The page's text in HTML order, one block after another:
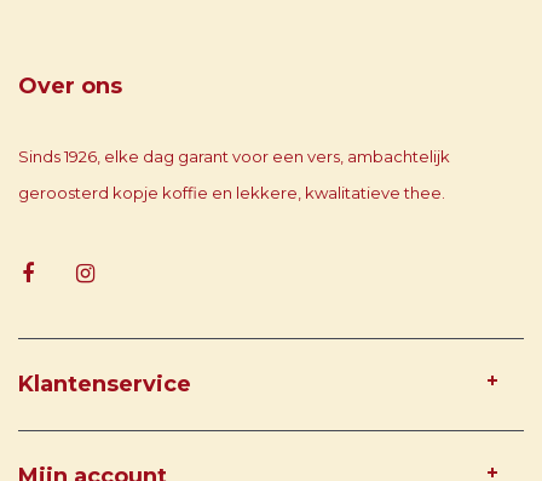
Over ons
Sinds 1926, elke dag garant voor een vers, ambachtelijk
geroosterd kopje koffie en lekkere, kwalitatieve thee.
Klantenservice